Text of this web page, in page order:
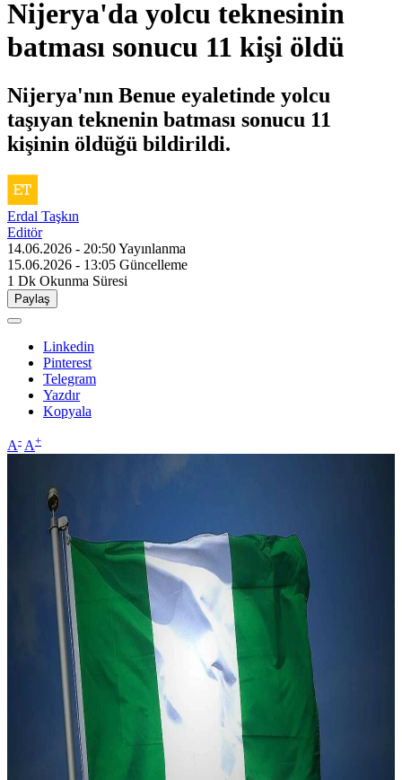
Nijerya'da yolcu teknesinin
batması sonucu 11 kişi öldü
Nijerya'nın Benue eyaletinde yolcu
taşıyan teknenin batması sonucu 11
kişinin öldüğü bildirildi.
Erdal Taşkın
Editör
14.06.2026 - 20:50Yayınlanma
15.06.2026 - 13:05 Güncelleme
1 Dk Okunma Süresi
Paylaş
Linkedin
Pinterest
Telegram
Yazdır
Kopyala
A- A+